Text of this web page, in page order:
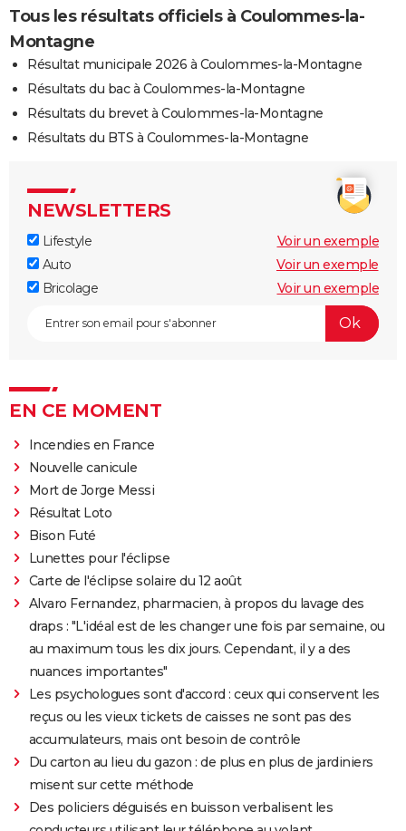
Tous les résultats officiels à Coulommes-la-
Montagne
Résultat municipale 2026 à Coulommes-la-Montagne
Résultats du bac à Coulommes-la-Montagne
Résultats du brevet à Coulommes-la-Montagne
Résultats du BTS à Coulommes-la-Montagne
NEWSLETTERS
Lifestyle
Voir un exemple
Auto
Voir un exemple
Bricolage
Voir un exemple
EN CE MOMENT
Incendies en France
Nouvelle canicule
Mort de Jorge Messi
Résultat Loto
Bison Futé
Lunettes pour l'éclipse
Carte de l'éclipse solaire du 12 août
Alvaro Fernandez, pharmacien, à propos du lavage des
draps : "L'idéal est de les changer une fois par semaine, ou
au maximum tous les dix jours. Cependant, il y a des
nuances importantes"
Les psychologues sont d'accord : ceux qui conservent les
reçus ou les vieux tickets de caisses ne sont pas des
accumulateurs, mais ont besoin de contrôle
Du carton au lieu du gazon : de plus en plus de jardiniers
misent sur cette méthode
Des policiers déguisés en buisson verbalisent les